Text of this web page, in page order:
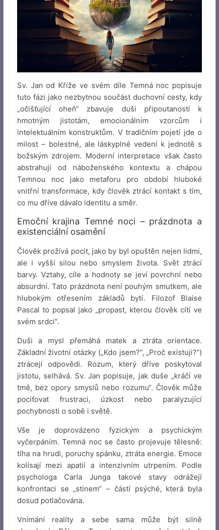
Sv. Jan od Kříže ve svém díle Temná noc popisuje
tuto fázi jako nezbytnou součást duchovní cesty, kdy
„očišťující oheň“ zbavuje duši připoutaností k
hmotným jistotám, emocionálním vzorcům i
intelektuálním konstruktům. V tradičním pojetí jde o
milost – bolestné, ale láskyplné vedení k jednotě s
božským zdrojem. Moderní interpretace však často
abstrahují od náboženského kontextu a chápou
Temnou noc jako metaforu pro období hluboké
vnitřní transformace, kdy člověk ztrácí kontakt s tím,
co mu dříve dávalo identitu a směr.
Emoční krajina Temné noci – prázdnota a
existenciální osamění
Člověk prožívá pocit, jako by byl opuštěn nejen lidmi,
ale i vyšší silou nebo smyslem života. Svět ztrácí
barvy. Vztahy, cíle a hodnoty se jeví povrchní nebo
absurdní. Tato prázdnota není pouhým smutkem, ale
hlubokým otřesením základů bytí. Filozof Blaise
Pascal to popsal jako „propast, kterou člověk cítí ve
svém srdci“.
Duši a mysl přemáhá matek a ztráta orientace.
Základní životní otázky („Kdo jsem?“, „Proč existuji?“)
ztrácejí odpovědi. Rozum, který dříve poskytoval
jistotu, selhává. Sv. Jan popisuje, jak duše „kráčí ve
tmě, bez opory smyslů nebo rozumu“. Člověk může
pociťovat frustraci, úzkost nebo paralyzující
pochybnosti o sobě i světě.
Vše je doprovázeno fyzickým a psychickým
vyčerpáním. Temná noc se často projevuje tělesně:
tíha na hrudi, poruchy spánku, ztráta energie. Emoce
kolísají mezi apatií a intenzivním utrpením. Podle
psychologa Carla Junga takové stavy odrážejí
konfrontaci se „stínem“ – částí psýché, která byla
dosud potlačována.
Vnímání reality a sebe sama může být silně